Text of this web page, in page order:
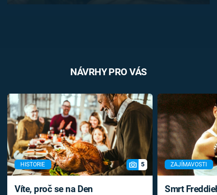
NÁVRHY PRO VÁS
HISTORIE 5
Víte, proč se na Den
ZAJÍMAVOSTI
Smrt